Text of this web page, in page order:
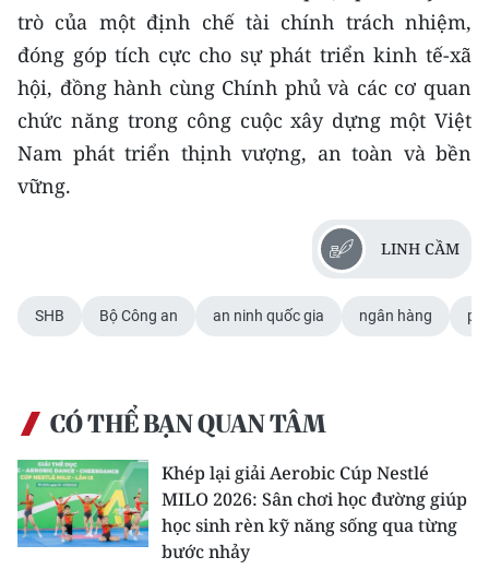
trò của một định chế tài chính trách nhiệm,
đóng góp tích cực cho sự phát triển kinh tế-xã
hội, đồng hành cùng Chính phủ và các cơ quan
chức năng trong công cuộc xây dựng một Việt
Nam phát triển thịnh vượng, an toàn và bền
vững.
LINH CẦM
SHB Bộ Công an an ninh quốc gia ngân hàng
CÓ THỂ BẠN QUAN TÂM
Khép lại giải Aerobic Cúp Nestlé
MILO 2026: Sân chơi học đường giúp
học sinh rèn kỹ năng sống qua từng
bước nhảy